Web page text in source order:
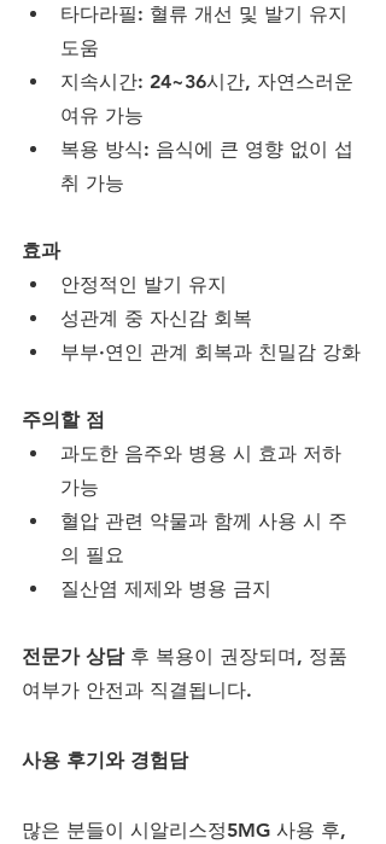
타다라필: 혈류 개선 및 발기 유지
도움
지속시간: 24~36시간, 자연스러운
여유 가능
복용 방식: 음식에 큰 영향 없이 섭
취 가능
효과
안정적인 발기 유지
성관계 중 자신감 회복
부부·연인 관계 회복과 친밀감 강화
주의할 점
과도한 음주와 병용 시 효과 저하
가능
혈압 관련 약물과 함께 사용 시 주
의 필요
질산염 제제와 병용 금지
전문가 상담 후 복용이 권장되며, 정품
여부가 안전과 직결됩니다.
사용 후기와 경험담
많은 분들이 시알리스정5MG 사용 후,